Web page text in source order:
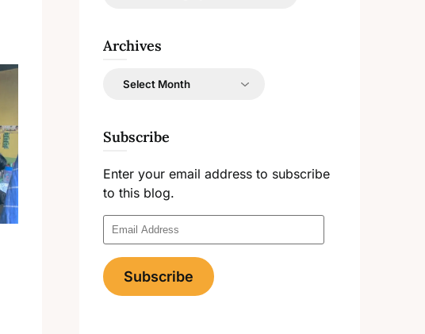
Archives
Archives
Subscribe
Enter your email address to subscribe
to this blog.
Email
Address
Subscribe